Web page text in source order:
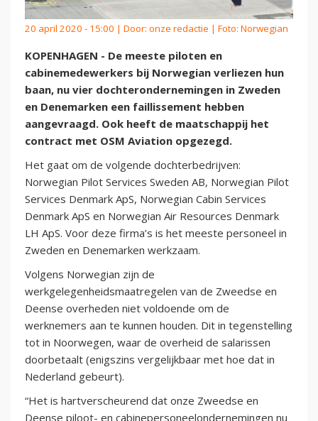
20 april 2020 - 15:00 | Door: onze redactie | Foto: Norwegian
KOPENHAGEN - De meeste piloten en
cabinemedewerkers bij Norwegian verliezen hun
baan, nu vier dochterondernemingen in Zweden
en Denemarken een faillissement hebben
aangevraagd. Ook heeft de maatschappij het
contract met OSM Aviation opgezegd.
Het gaat om de volgende dochterbedrijven:
Norwegian Pilot Services Sweden AB, Norwegian Pilot
Services Denmark ApS, Norwegian Cabin Services
Denmark ApS en Norwegian Air Resources Denmark
LH ApS. Voor deze firma’s is het meeste personeel in
Zweden en Denemarken werkzaam.
Volgens Norwegian zijn de
werkgelegenheidsmaatregelen van de Zweedse en
Deense overheden niet voldoende om de
werknemers aan te kunnen houden. Dit in tegenstelling
tot in Noorwegen, waar de overheid de salarissen
doorbetaalt (enigszins vergelijkbaar met hoe dat in
Nederland gebeurt).
“Het is hartverscheurend dat onze Zweedse en
Deense piloot- en cabinepersoneelondernemingen nu